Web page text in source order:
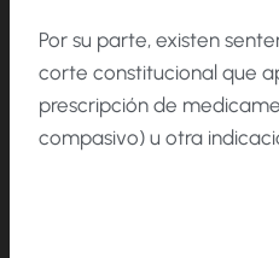
Por su parte, existen
corte constitucional que
prescripción de
compasivo) u otra